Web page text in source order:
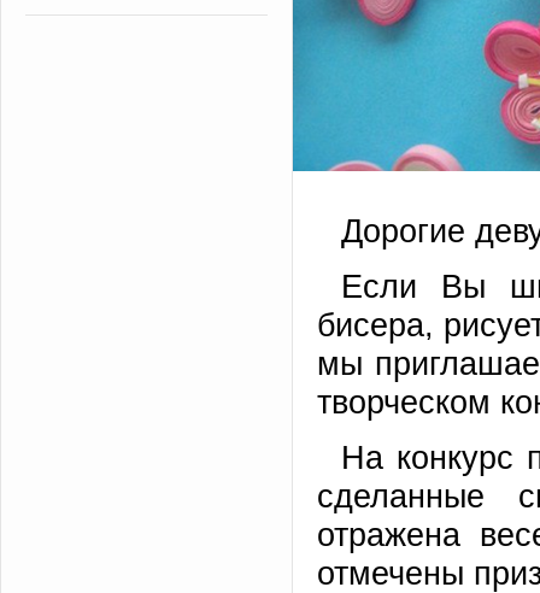
Дорогие
Если Вы
бисера,
мы
творческом
На конкурс
сделанные
отражена
отмечены